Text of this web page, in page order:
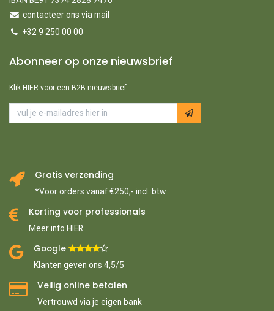
contacteer ons via mail
+32 9 250 00 00
Abonneer op onze nieuwsbrief
Klik HIER voor een B2B nieuwsbrief
Gratis verzending
*Voor orders vanaf €250,- incl. btw
Korting voor professionals
Meer info HIER
Google ​
Klanten geven ons 4,5/5
Veilig online betalen
Vertrouwd via je eigen bank